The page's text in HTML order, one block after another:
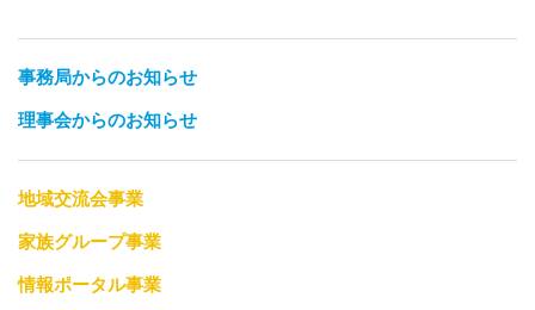
事務局からのお知らせ
理事会からのお知らせ
地域交流会事業
家族グループ事業
情報ポータル事業